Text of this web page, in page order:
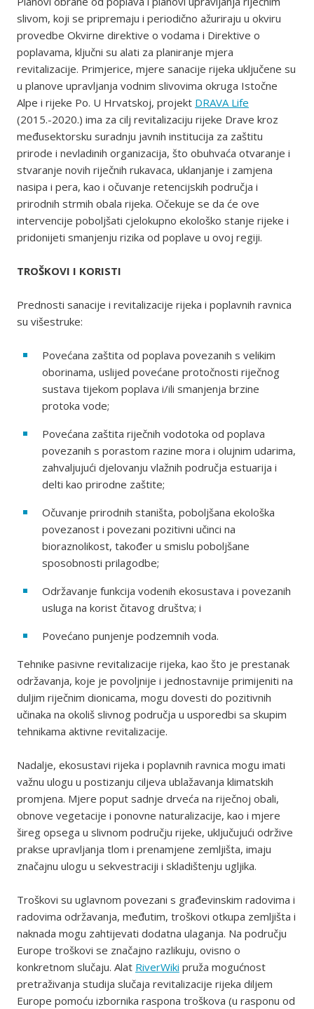
slivom, koji se pripremaju i periodično ažuriraju u okviru
provedbe Okvirne direktive o vodama i Direktive o
poplavama, ključni su alati za planiranje mjera
revitalizacije. Primjerice, mjere sanacije rijeka uključene su
u planove upravljanja vodnim slivovima okruga Istočne
Alpe i rijeke Po. U Hrvatskoj, projekt DRAVA Life
(2015.-2020.) ima za cilj revitalizaciju rijeke Drave kroz
međusektorsku suradnju javnih institucija za zaštitu
prirode i nevladinih organizacija, što obuhvaća otvaranje i
stvaranje novih riječnih rukavaca, uklanjanje i zamjena
nasipa i pera, kao i očuvanje retencijskih područja i
prirodnih strmih obala rijeka. Očekuje se da će ove
intervencije poboljšati cjelokupno ekološko stanje rijeke i
pridonijeti smanjenju rizika od poplave u ovoj regiji.
TROŠKOVI I KORISTI
Prednosti sanacije i revitalizacije rijeka i poplavnih ravnica
su višestruke:
Povećana zaštita od poplava povezanih s velikim
oborinama, uslijed povećane protočnosti riječnog
sustava tijekom poplava i/ili smanjenja brzine
protoka vode;
Povećana zaštita riječnih vodotoka od poplava
povezanih s porastom razine mora i olujnim udarima,
zahvaljujući djelovanju vlažnih područja estuarija i
delti kao prirodne zaštite;
Očuvanje prirodnih staništa, poboljšana ekološka
povezanost i povezani pozitivni učinci na
bioraznolikost, također u smislu poboljšane
sposobnosti prilagodbe;
Održavanje funkcija vodenih ekosustava i povezanih
usluga na korist čitavog društva; i
Povećano punjenje podzemnih voda.
Tehnike pasivne revitalizacije rijeka, kao što je prestanak
održavanja, koje je povoljnije i jednostavnije primijeniti na
duljim riječnim dionicama, mogu dovesti do pozitivnih
učinaka na okoliš slivnog područja u usporedbi sa skupim
tehnikama aktivne revitalizacije.
Nadalje, ekosustavi rijeka i poplavnih ravnica mogu imati
važnu ulogu u postizanju ciljeva ublažavanja klimatskih
promjena. Mjere poput sadnje drveća na riječnoj obali,
obnove vegetacije i ponovne naturalizacije, kao i mjere
šireg opsega u slivnom području rijeke, uključujući održive
prakse upravljanja tlom i prenamjene zemljišta, imaju
značajnu ulogu u sekvestraciji i skladištenju ugljika.
Troškovi su uglavnom povezani s građevinskim radovima i
radovima održavanja, međutim, troškovi otkupa zemljišta i
naknada mogu zahtijevati dodatna ulaganja. Na području
Europe troškovi se značajno razlikuju, ovisno o
konkretnom slučaju. Alat RiverWiki pruža mogućnost
pretraživanja studija slučaja revitalizacije rijeka diljem
Europe pomoću izbornika raspona troškova (u rasponu od